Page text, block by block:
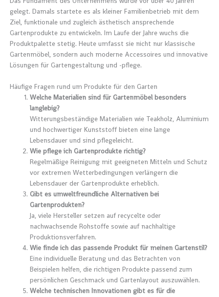
gelegt. Damals startete es als kleiner Familienbetrieb mit dem
Ziel, funktionale und zugleich ästhetisch ansprechende
Gartenprodukte zu entwickeln. Im Laufe der Jahre wuchs die
Produktpalette stetig. Heute umfasst sie nicht nur klassische
Gartenmöbel, sondern auch moderne Accessoires und innovative
Lösungen für Gartengestaltung und -pflege.
Häufige Fragen rund um Produkte für den Garten
Welche Materialien sind für Gartenmöbel besonders
langlebig?
Witterungsbeständige Materialien wie Teakholz, Aluminium
und hochwertiger Kunststoff bieten eine lange
Lebensdauer und sind pflegeleicht.
Wie pflege ich Gartenprodukte richtig?
Regelmäßige Reinigung mit geeigneten Mitteln und Schutz
vor extremen Wetterbedingungen verlängern die
Lebensdauer der Gartenprodukte erheblich.
Gibt es umweltfreundliche Alternativen bei
Gartenprodukten?
Ja, viele Hersteller setzen auf recycelte oder
nachwachsende Rohstoffe sowie auf nachhaltige
Produktionsverfahren.
Wie finde ich das passende Produkt für meinen Gartenstil?
Eine individuelle Beratung und das Betrachten von
Beispielen helfen, die richtigen Produkte passend zum
persönlichen Geschmack und Gartenlayout auszuwählen.
Welche technischen Innovationen gibt es für die